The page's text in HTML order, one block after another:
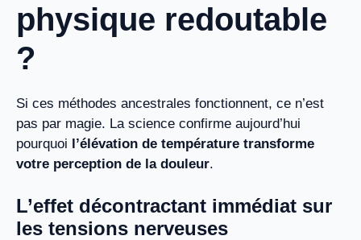
physique redoutable
?
Si ces méthodes ancestrales fonctionnent, ce n’est
pas par magie. La science confirme aujourd’hui
pourquoi
l’élévation de température transforme
votre perception de la douleur.
L’effet décontractant immédiat sur
les tensions nerveuses